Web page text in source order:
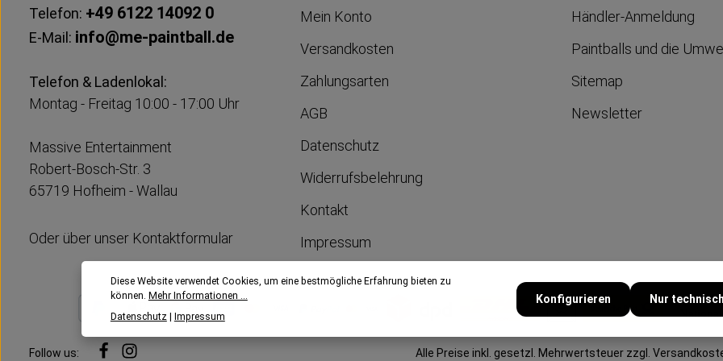
Telefon: +49 6122 14092 0
E-Mail: info@me-paintball.de
Telefon & Ladenlokal:
Montag - Freitag 10:00 - 17:00 Uhr
Massive Entertainment
Robert-Bosch-Str. 3
65719 Hofheim - Wallau
Oder über unser Kontaktformular
Mein Konto
Versandkosten
Zahlungsarten
AGB
Datenschutz
Widerrufsbelehrung
Kontakt
Impressum
Händler-Anmeldung
Paintballs und die
Sitemap
Newsletter
Follow us: Alle Preise inkl. gesetzl. Mehrwertsteuer zzgl.
Diese Website verwendet Cookies, um eine bestmögliche Erfahrung bieten zu
können. Mehr Informationen ...
Datenschutz| Impressum
Nur
Konfigurieren